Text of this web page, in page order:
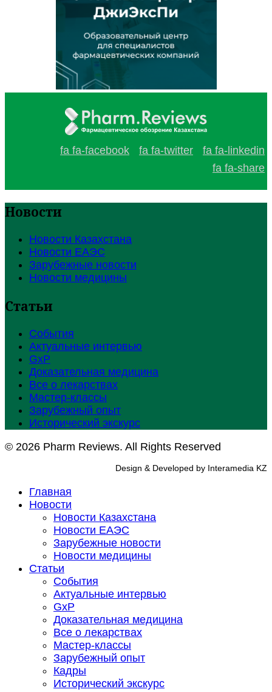
fa fa-facebook fa fa-twitter
fa fa-linkedin
fa fa-share
Новости
Новости Казахстана
Новости ЕАЭС
Зарубежные новости
Новости медицины
Статьи
События
Актуальные интервью
GxP
Доказательная медицина
Все о лекарствах
Мастер-классы
Зарубежный опыт
Исторический экскурс
© 2026 Pharm Reviews. All Rights Reserved
Design & Developed by Interamedia KZ
Главная
Новости
Новости Казахстана
Новости ЕАЭС
Зарубежные новости
Новости медицины
Статьи
События
Актуальные интервью
GxP
Доказательная медицина
Все о лекарствах
Мастер-классы
Зарубежный опыт
Кадры
Исторический экскурс